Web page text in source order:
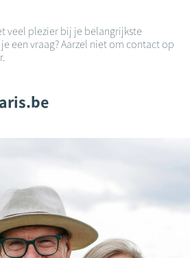
veel plezier bij je belangrijkste
een vraag? Aarzel niet om contact op